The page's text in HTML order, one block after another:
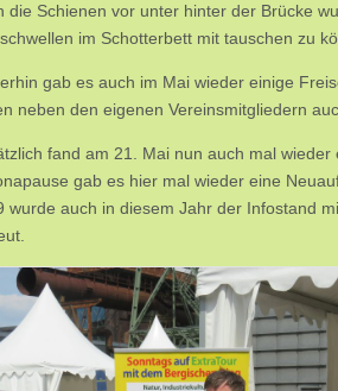
die Schienen vor unter hinter der Brücke
im Schotterbett mit tauschen zu
gab es auch im Mai wieder einige
neben den eigenen Vereinsmitgliedern
fand am 21. Mai nun auch mal
gab es hier mal wieder eine
wurde auch in diesem Jahr der Infostand